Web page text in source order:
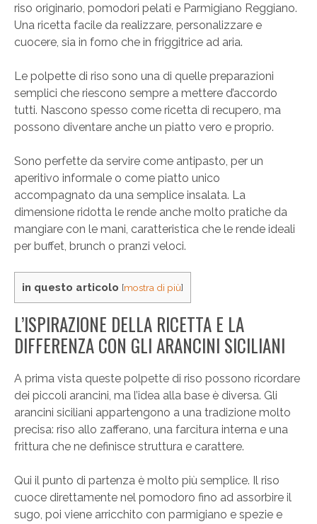
riso originario, pomodori pelati e Parmigiano Reggiano.
Una ricetta facile da realizzare, personalizzare e
cuocere, sia in forno che in friggitrice ad aria.
Le polpette di riso sono una di quelle preparazioni
semplici che riescono sempre a mettere d’accordo
tutti. Nascono spesso come ricetta di recupero, ma
possono diventare anche un piatto vero e proprio.
Sono perfette da servire come antipasto, per un
aperitivo informale o come piatto unico
accompagnato da una semplice insalata. La
dimensione ridotta le rende anche molto pratiche da
mangiare con le mani, caratteristica che le rende ideali
per buffet, brunch o pranzi veloci.
in questo articolo [mostra di più]
L’ISPIRAZIONE DELLA RICETTA E LA
DIFFERENZA CON GLI ARANCINI SICILIANI
A prima vista queste polpette di riso possono ricordare
dei piccoli arancini, ma l’idea alla base è diversa. Gli
arancini siciliani appartengono a una tradizione molto
precisa: riso allo zafferano, una farcitura interna e una
frittura che ne definisce struttura e carattere.
Qui il punto di partenza è molto più semplice. Il riso
cuoce direttamente nel pomodoro fino ad assorbire il
sugo, poi viene arricchito con parmigiano e spezie e